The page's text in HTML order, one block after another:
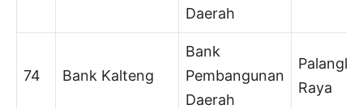
Daerah
74 Bank Kalteng
Bank
Pembangunan
Daerah
Palangka
Raya